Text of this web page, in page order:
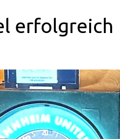
erfolgreich